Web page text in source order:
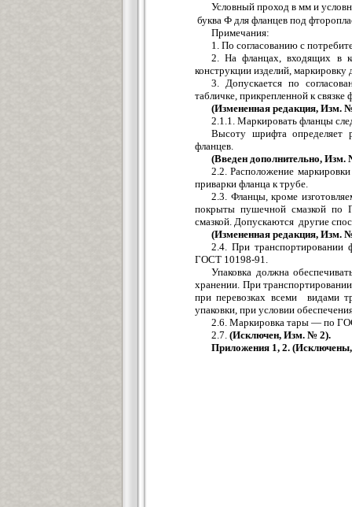
Условный проход в мм и
буква Ф для фланцев под
Примечания:
1. По согласованию с
2. На фланцах, входящих в
конструкции изделий, маркировку
3. Допускается по
табличке, прикрепленной к связке
(Измененная редакция, Изм.
2.1.1. Маркировать фланцы
Высоту шрифта определяет
фланцев.
(Введен дополнительно, Изм.
2.2. Расположение
приварки фланца к трубе.
2.3. Фланцы, кроме
покрыты пушечной смазкой по
смазкой. Допускаются другие
(Измененная редакция, Изм.
2.4. При
ГОСТ 10198-91.
Упаковка должна
хранении. При
при перевозках всеми видами
упаковки, при условии
2.6. Маркировка тары —
2.7. (Исключен,
Приложения 1, 2.